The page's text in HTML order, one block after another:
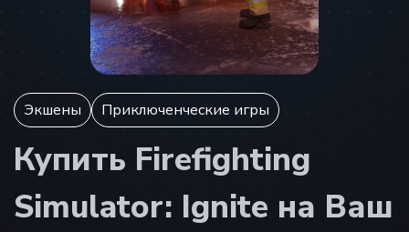
Экшены Приключенческие игры
Купить Firefighting
Simulator: Ignite на Ваш